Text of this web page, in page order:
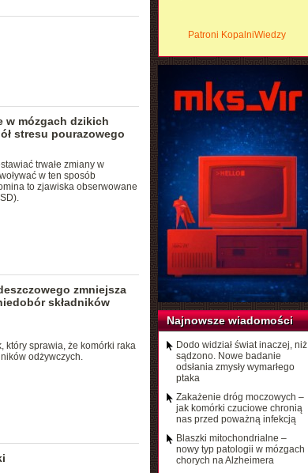
w mózgach dzikich
stresu pourazowego
trwałe zmiany w
w ten sposób
to zjawiska obserwowane
zmniejsza
składników
który sprawia, że komórki raka
odżywczych.
Patroni KopalniWiedzy
Najnowsze wiadomości
Dodo widział świat inaczej, niż
sądzono. Nowe badanie
odsłania zmysły wymarłego
ptaka
Zakażenie dróg moczowych –
jak komórki czuciowe chronią
nas przed poważną infekcją
Blaszki mitochondrialne –
nowy typ patologii w mózgach
chorych na Alzheimera